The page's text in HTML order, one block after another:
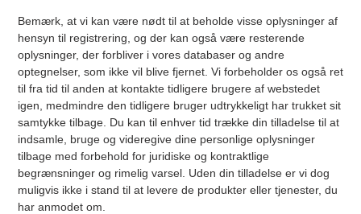
Bemærk, at vi kan være nødt til at beholde visse oplysninger af
hensyn til registrering, og der kan også være resterende
oplysninger, der forbliver i vores databaser og andre
optegnelser, som ikke vil blive fjernet. Vi forbeholder os også ret
til fra tid til anden at kontakte tidligere brugere af webstedet
igen, medmindre den tidligere bruger udtrykkeligt har trukket sit
samtykke tilbage. Du kan til enhver tid trække din tilladelse til at
indsamle, bruge og videregive dine personlige oplysninger
tilbage med forbehold for juridiske og kontraktlige
begrænsninger og rimelig varsel. Uden din tilladelse er vi dog
muligvis ikke i stand til at levere de produkter eller tjenester, du
har anmodet om.